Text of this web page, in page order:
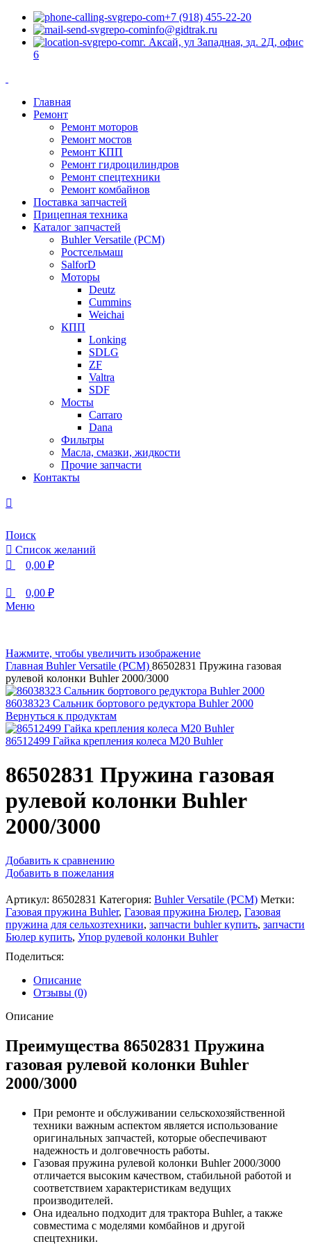
+7 (918) 455-22-20
info@gidtrak.ru
г. Аксай, ул Западная, зд. 2Д, офис
6
Главная
Ремонт
Ремонт моторов
Ремонт мостов
Ремонт КПП
Ремонт гидроцилиндров
Ремонт спецтехники
Ремонт комбайнов
Поставка запчастей
Прицепная техника
Каталог запчастей
Buhler Versatile (РСМ)
Ростсельмаш
SalforD
Моторы
Deutz
Cummins
Weichai
КПП
Lonking
SDLG
ZF
Valtra
SDF
Мосты
Carraro
Dana
Фильтры
Масла, смазки, жидкости
Прочие запчасти
Контакты
Поиск
Список желаний
0,00 ₽
0,00 ₽
Меню
Нажмите, чтобы увеличить изображение
Главная Buhler Versatile (РСМ) 86502831 Пружина газовая
рулевой колонки Buhler 2000/3000
86038323 Сальник бортового редуктора Buhler 2000
Вернуться к продуктам
86512499 Гайка крепления колеса M20 Buhler
86502831 Пружина газовая
рулевой колонки Buhler
2000/3000
Добавить к сравнению
Добавить в пожелания
Артикул: 86502831 Категория: Buhler Versatile (РСМ) Метки:
Газовая пружина Buhler, Газовая пружина Бюлер, Газовая
пружина для сельхозтехники, запчасти buhler купить, запчасти
Бюлер купить, Упор рулевой колонки Buhler
Поделиться:
Описание
Отзывы (0)
Описание
Преимущества 86502831 Пружина
газовая рулевой колонки Buhler
2000/3000
При ремонте и обслуживании сельскохозяйственной
техники важным аспектом является использование
оригинальных запчастей, которые обеспечивают
надежность и долговечность работы.
Газовая пружина рулевой колонки Buhler 2000/3000
отличается высоким качеством, стабильной работой и
соответствием характеристикам ведущих
производителей.
Она идеально подходит для трактора Buhler, а также
совместима с моделями комбайнов и другой
спецтехники.